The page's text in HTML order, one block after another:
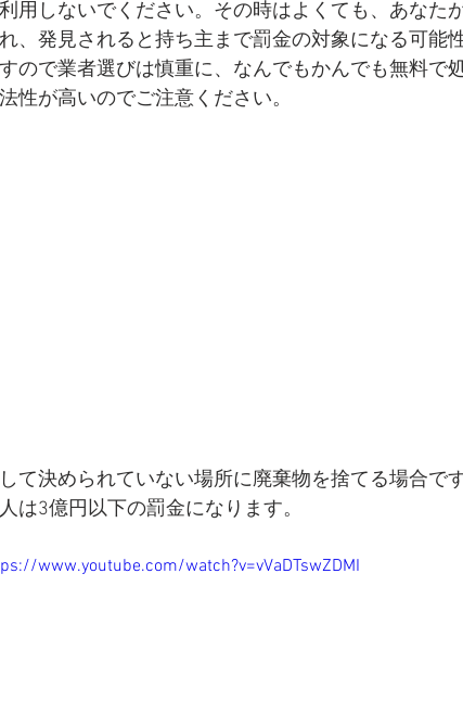
用しないでください。その時はよくても、あなた
、発見されると持ち主まで罰金の対象になる可能
ので業者選びは慎重に、なんでもかんでも無料で
性が高いのでご注意ください。
て決められていない場所に廃棄物を捨てる場合です
は3億円以下の罰金になります。
www.youtube.com/watch?v=vVaDTswZDMI